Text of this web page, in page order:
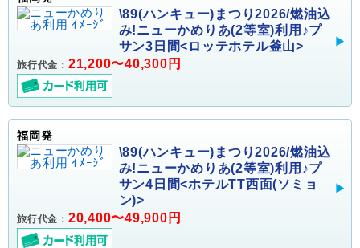
\89(ハンキュー)まつり2026/燃油込
み!ニューかめりあ(2等室)利用♪プ
サン3日間<ロッテホテル釜山>
旅行代金： 21,200〜40,300円
福岡発
\89(ハンキュー)まつり2026/燃油込
み!ニューかめりあ(2等室)利用♪プ
サン4日間<ホテルTT西面(ソミョ
ン)>
旅行代金： 20,400〜49,900円